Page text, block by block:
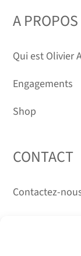
A PROPOS
Qui est Olivier
Engagements
Shop
CONTACT
Contactez-